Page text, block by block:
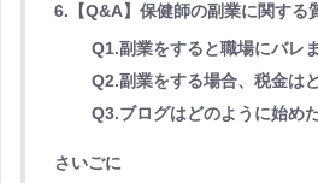
6.【Q&A】保健師の副業に関する
Q1.副業をすると職場にバレ
Q2.副業をする場合、税金は
Q3.ブログはどのように始め
さいごに